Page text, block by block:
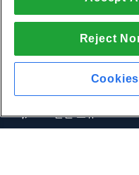
관리되는 리눅스 VPS
관리되지 않는 리눅스 VPS
관리되지 않는 Windows VPS
회사 소개
데이터 센터
제휴 프로그램
적법한
개인 정보 정책
지원하다
우리와 함께 라이브 채팅
지원권을 엽니 다
우리에게 이메일 보내기
판권 소유.
Reject